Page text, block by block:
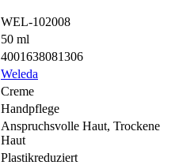
WEL-102008
50 ml
4001638081306
Weleda
Creme
Handpflege
Anspruchsvolle Haut, Trockene
Haut
Plastikreduziert